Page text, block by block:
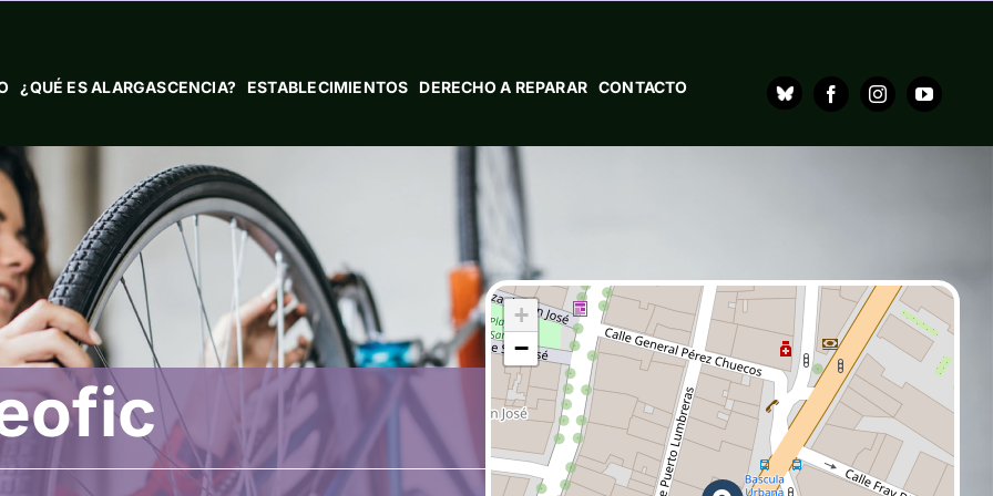
¿QUÉ ES ALARGASCENCIA? ESTABLECIMIENTOS DERECHO A REPARAR CONTACTO
+
−